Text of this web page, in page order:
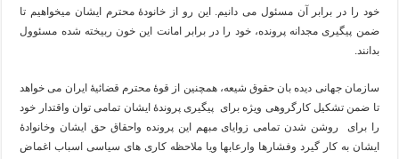
خود را در برابر آن مسئول می دانیم. این رو از خانودۀ محترم ایشان میخواهیم تا
ضمن پیگیری مجدانه پرونده، خود را در برابر امانت این خون ربیخته شده مسئوول
بدانند.
سازمان جهانی دیده بان حقوق شیعه، همچنین از قوۀ محترم قضائیۀ ایران می خواهد
تا ضمن تشکیل کارگروهی ویژه برای پیگیری پروندۀ ایشان تمامی توان واقتدار خود
را برای روشن شدن تمامی زوایای مبهم این پرونده واحقاق حق ایشان وخانوادۀ
ایشان به کار گیرد وفشارها وارعابها ویا ملاحظه کاری های سیاسی اسباب اغماض